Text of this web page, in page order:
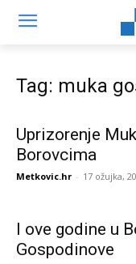
Tag: muka
Uprizorenje
Borovcima
Metkovic.hr - 17 ožujka,
I ove godine u
Gospodinove